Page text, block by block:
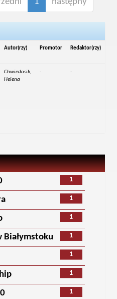
Autor(rzy) Promotor Redaktor(rzy)
Chwiedosik,
Helena
- -
1
1
1
1
Białymstoku
1
1
1